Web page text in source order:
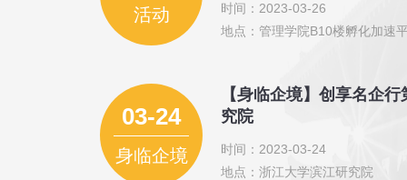
活动
时间：2023-03-26
地点：管理学院B10楼孵化加速
03-24
身临企境
【身临企境】创享名企
究院
时间：2023-03-24
地点：浙江大学滨江研究院